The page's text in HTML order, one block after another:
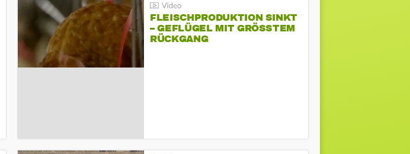
FLEISCHPRODUKTION SINKT
– GEFLÜGEL MIT GRÖSSTEM R
ÜCKGANG